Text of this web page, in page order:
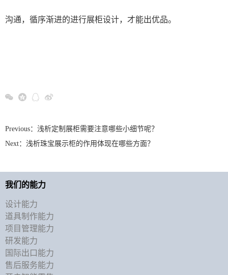
沟通，循序渐进的进行展柜设计，才能出优品。
Previous： 浅析定制展柜需要注意哪些小细节呢？
Next： 浅析珠宝展示柜的作用体现在哪些方面？
我们的能力
设计能力
道具制作能力
项目管理能力
研发能力
国际出口能力
售后服务能力